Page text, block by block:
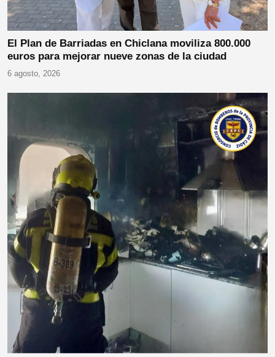
El Plan de Barriadas en Chiclana moviliza 800.000
euros para mejorar nueve zonas de la ciudad
6 agosto, 2026